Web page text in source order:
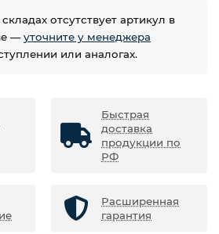
отсутствует артикул в
—уточните у менеджера
или аналогах.
Быстрая
доставка
продукции по
РФ
Расширенная
гарантия